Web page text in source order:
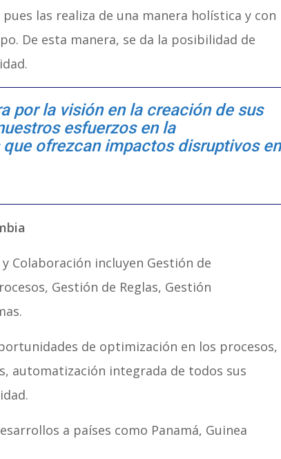
las realiza de una manera holística y con
De esta manera, se da la posibilidad de
por la visión en la creación de sus
esfuerzos en la
ofrezcan impactos disruptivos en
Colaboración incluyen Gestión de
Gestión de Reglas, Gestión
de optimización en los procesos,
automatización integrada de todos sus
a países como Panamá, Guinea